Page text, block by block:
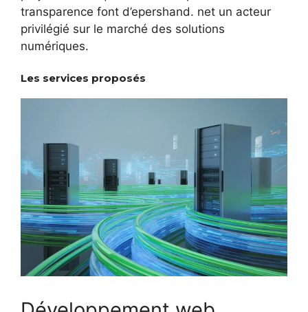
transparence font d’epershand. net un acteur
privilégié sur le marché des solutions
numériques.
Les services proposés